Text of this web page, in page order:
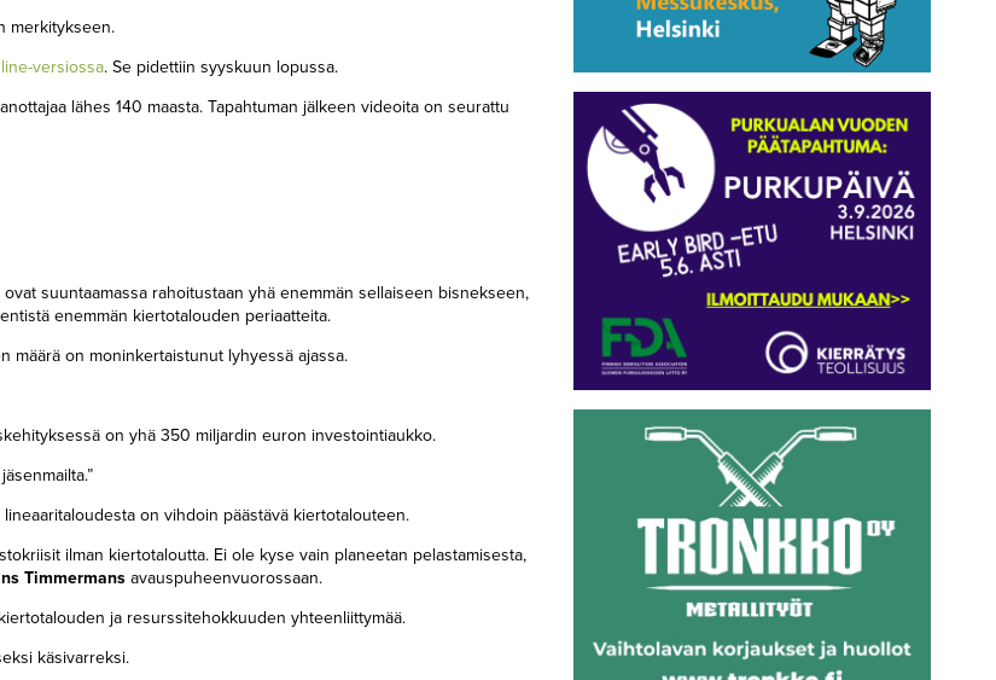
merkitykseen.
versiossa. Se pidettiin syyskuun lopussa.
lähes 140 maasta. Tapahtuman jälkeen videoita on seurattu
suuntaamassa rahoitustaan yhä enemmän sellaiseen bisnekseen,
enemmän kiertotalouden periaatteita.
on moninkertaistunut lyhyessä ajassa.
on yhä 350 miljardin euron investointiaukko.
on vihdoin päästävä kiertotalouteen.
ilman kiertotaloutta. Ei ole kyse vain planeetan pelastamisesta,
Timmermansavauspuheenvuorossaan.
ja resurssitehokkuuden yhteenliittymää.
käsivarreksi.